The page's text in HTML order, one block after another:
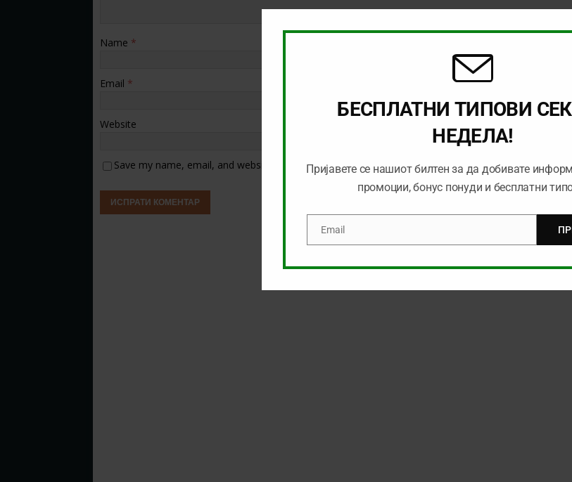
Name *
Email *
Website
Save my name, email, and website in this browser for the next time I comment.
БЕСПЛАТНИ ТИПОВИ
НЕДЕЛА!
Пријавете се нашиот билтен за да добивате
промоции, бонус понуди и бесплатни
EmailEmail